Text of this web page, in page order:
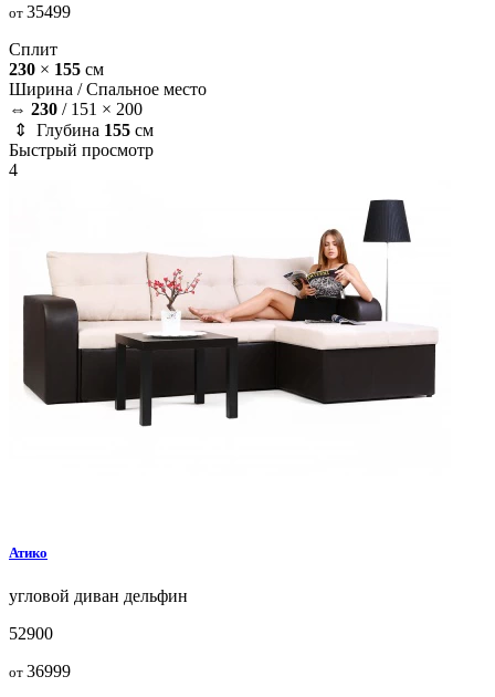
от 35499
Сплит
230 × 155 см
Ширина /Спальное место
⇔ 230 / 151 × 200
⇕ Глубина 155 см
Быстрый просмотр
4
Атико
угловой диван дельфин
52900
от 36999